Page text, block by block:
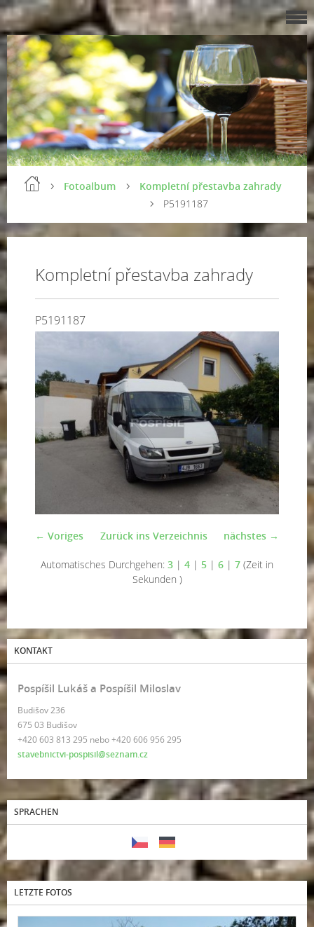
Fotoalbum
Kompletní přestavba zahrady
P5191187
Kompletní přestavba zahrady
P5191187
← Voriges nächstes →
Zurück ins Verzeichnis
Automatisches Durchgehen: 3 | 4 | 5 | 6 | 7 (Zeit in
Sekunden )
KONTAKT
Pospíšil Lukáš a Pospíšil Miloslav
Budišov 236
675 03 Budišov
+420 603 813 295 nebo +420 606 956 295
stavebnictvi-pospisil@seznam.cz
SPRACHEN
LETZTE FOTOS